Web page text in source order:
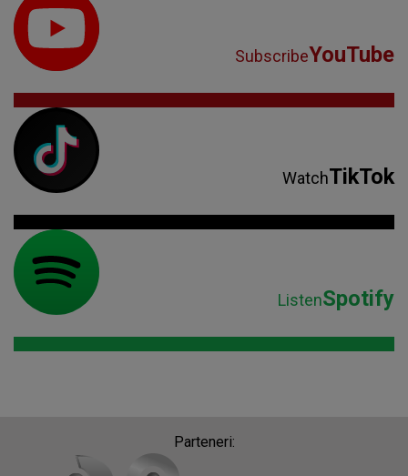
SubscribeYouTube
WatchTikTok
ListenSpotify
Parteneri: